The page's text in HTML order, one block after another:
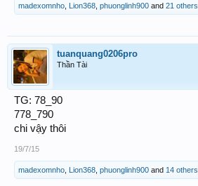
madexomnho Lion368 phuonglinh900 and 21 others
tuanquang0206pro
Thần Tài
TG: 78_90
778_790
chi vậy thôi
19/7/15
madexomnho Lion368 phuonglinh900 and 14 others